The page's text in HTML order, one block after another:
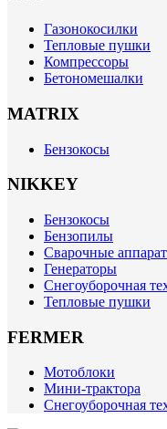
Газонокосилки
Тепловые пушки
Компрессоры
Бетономешалки
MATRIX
Бензокосы
NIKKEY
Бензокосы
Бензопилы
Сварочные
Генераторы
Снегоуборочная
Тепловые пушки
FERMER
Мотоблоки
Мини-трактора
Снегоуборочная